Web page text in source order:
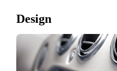
Design